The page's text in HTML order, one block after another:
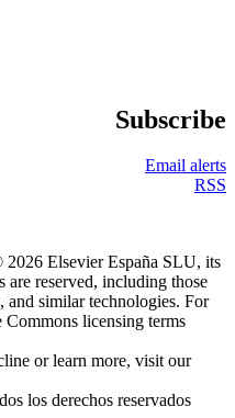
Subscribe
Email alerts
RSS
Elsevier España SLU, its
reserved, including those
similar technologies. For
Commons licensing terms
or learn more, visit our
los derechos reservados